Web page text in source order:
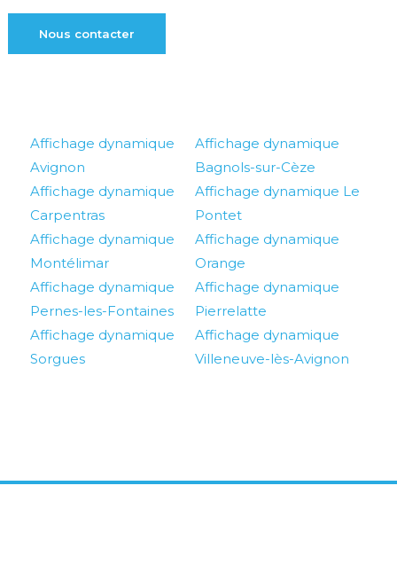
Nous contacter
Affichage dynamique
Avignon
Affichage dynamique
Bagnols-sur-Cèze
Affichage dynamique
Carpentras
Affichage dynamique Le
Pontet
Affichage dynamique
Montélimar
Affichage dynamique
Orange
Affichage dynamique
Pernes-les-Fontaines
Affichage dynamique
Pierrelatte
Affichage dynamique
Sorgues
Affichage dynamique
Villeneuve-lès-Avignon